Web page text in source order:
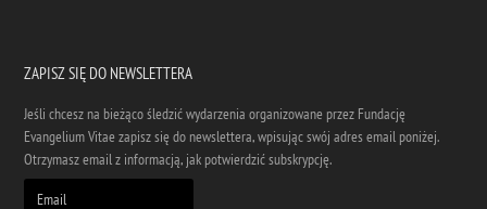
ZAPISZ SIĘ DO NEWSLETTERA
Jeśli chcesz na bieżąco śledzić wydarzenia organizowane przez Fundację
Evangelium Vitae zapisz się do newslettera, wpisując swój adres email poniżej.
Otrzymasz email z informacją, jak potwierdzić subskrypcję.